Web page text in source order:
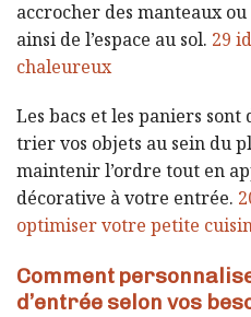
accrocher des manteaux
ainsi de l’espace au sol. 29
chaleureux
Les bacs et les paniers
trier vos objets au sein du
maintenir l’ordre tout en
décorative à votre entrée.
optimiser votre petite
Comment
d’entrée selon vos